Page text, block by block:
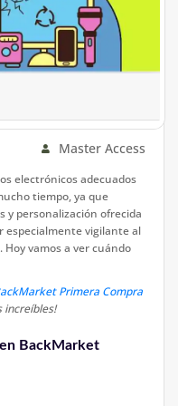
Master Access
electrónicos adecuados
tiempo, ya que
y personalización ofrecida
especialmente vigilante al
vamos a ver cuándo
Primera Compra
increíbles!
BackMarket